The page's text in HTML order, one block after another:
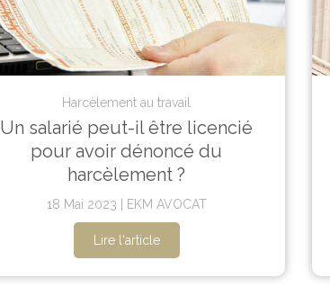
Harcèlement au travail
Un salarié peut-il être licencié
pour avoir dénoncé du
harcèlement ?
18 Mai 2023 EKM AVOCAT
Lire l'article